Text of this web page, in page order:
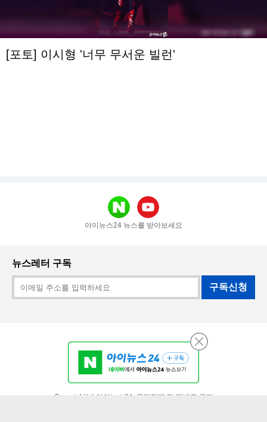
[포토] 이시형 '너무 무서운 빌런'
아이뉴스24 뉴스를 받아보세요
뉴스레터 구독
구독신청
PC 버전
Copyright(c) 아이뉴스24. 무단전재 및 재배포 금지